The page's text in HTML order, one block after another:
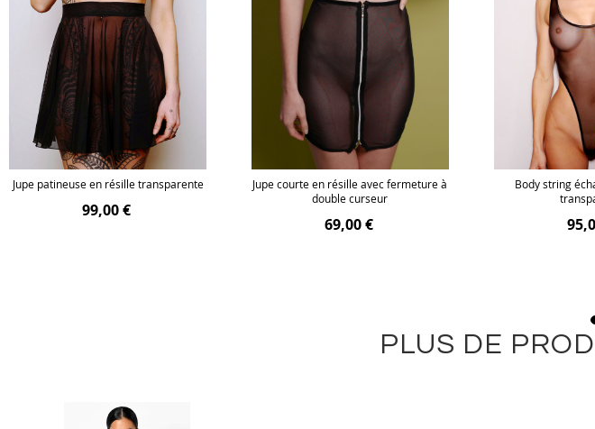
Jupe patineuse en résille transparente
99,00 €
Jupe courte en résille avec fermeture à
double curseur
69,00 €
Body string
PLUS DE